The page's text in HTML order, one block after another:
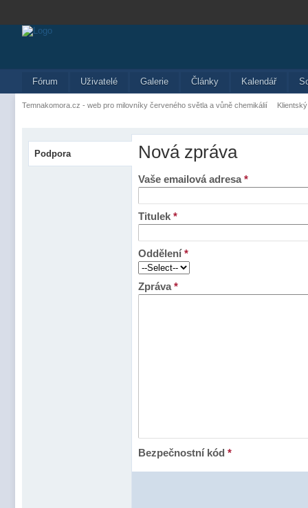
Fórum Uživatelé Galerie Články Kalendář
Temnakomora.cz - web pro milovníky červeného světla a vůně chemikálií
Podpora Nová zpráva
Vaše emailová adresa*
Titulek *
Oddělení*
Zpráva*
Bezpečnostní kód *